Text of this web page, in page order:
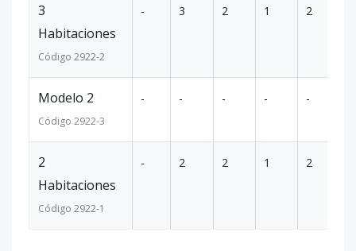
3
Habitaciones
Código 2922-2
- 3 2 1 2
Modelo 2
Código 2922-3
- - - - -
2
Habitaciones
Código 2922-1
- 2 2 1 2